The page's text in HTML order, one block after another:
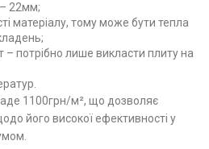
22мм;
матеріалу, тому може бути тепла
– потрібно лише викласти плиту на
1100грн/м², що дозволяє
його високої ефективності у